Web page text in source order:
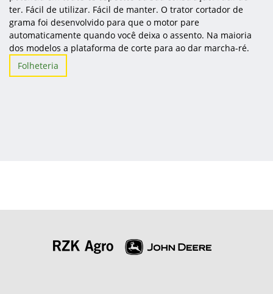
ter. Fácil de utilizar. Fácil de manter. O trator cortador de
grama foi desenvolvido para que o motor pare
automaticamente quando você deixa o assento. Na maioria
dos modelos a plataforma de corte para ao dar marcha-ré.
Folheteria